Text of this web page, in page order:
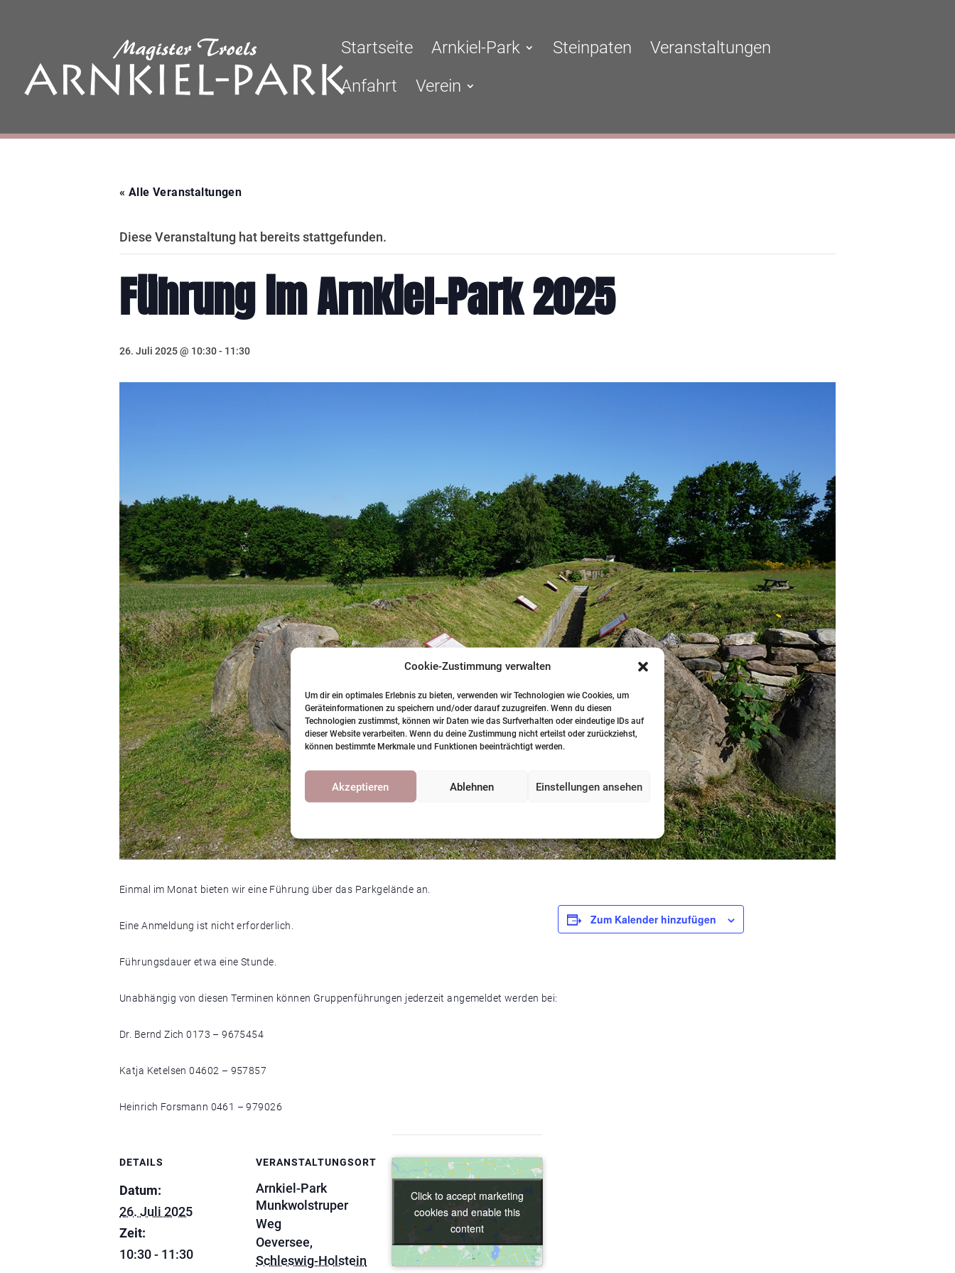
Cookie-Zustimmung verwalten
Um dir ein optimales Erlebnis zu bieten, verwenden wir Technologien wie Cookies, um
Geräteinformationen zu speichern und/oder darauf zuzugreifen. Wenn du diesen
Technologien zustimmst, können wir Daten wie das Surfverhalten oder eindeutige IDs auf
dieser Website verarbeiten. Wenn du deine Zustimmung nicht erteilst oder zurückziehst,
können bestimmte Merkmale und Funktionen beeinträchtigt werden.
Akzeptieren Ablehnen Einstellungen ansehen
Startseite Arnkiel-Park Steinpaten
Veranstaltungen
Anfahrt
Verein
« Alle Veranstaltungen
Diese Veranstaltung hat bereits stattgefunden.
Führung im Arnkiel-Park 2025
26. Juli 2025 @ 10:30- 11:30
Einmal im Monat bieten wir eine Führung über das Parkgelände an.
Eine Anmeldung ist nicht erforderlich.
Führungsdauer etwa eine Stunde.
Unabhängig von diesen Terminen können Gruppenführungen jederzeit angemeldet werden bei:
Dr. Bernd Zich 0173 – 9675454
Katja Ketelsen 04602 – 957857
Heinrich Forsmann 0461 – 979026
Zum Kalender hinzufügen
DETAILS
Datum:
26. Juli 2025
Zeit:
10:30 - 11:30
VERANSTALTUNGSORT
Arnkiel-Park
Munkwolstruper
Weg
Oeversee,
Schleswig-Holstein
Click to accept marketing
cookies and enable this
content
Click to accept marketing
cookies and enable this
content